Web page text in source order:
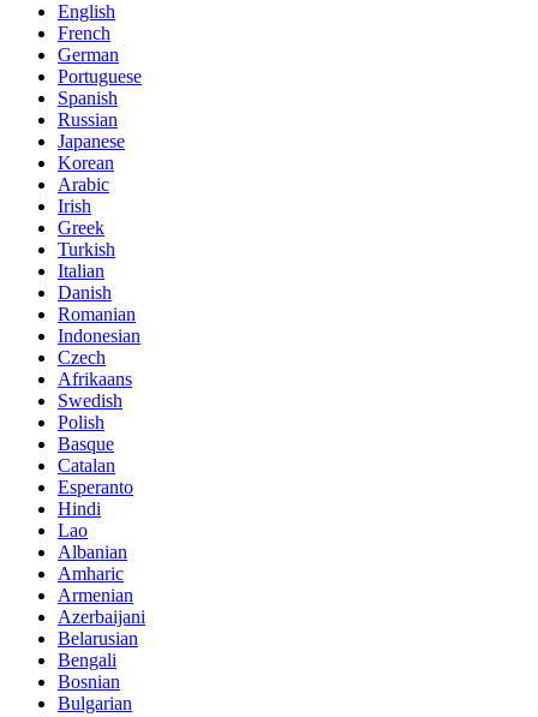
English
French
German
Portuguese
Spanish
Russian
Japanese
Korean
Arabic
Irish
Greek
Turkish
Italian
Danish
Romanian
Indonesian
Czech
Afrikaans
Swedish
Polish
Basque
Catalan
Esperanto
Hindi
Lao
Albanian
Amharic
Armenian
Azerbaijani
Belarusian
Bengali
Bosnian
Bulgarian